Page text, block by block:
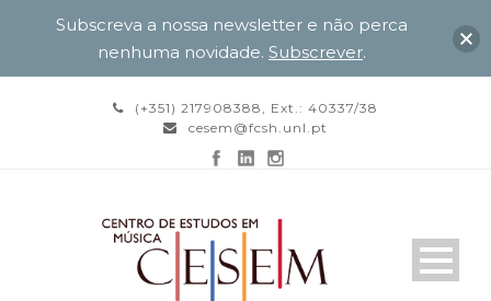
(+351) 217908388, Ext.: 40337/38
cesem@fcsh.unl.pt
Subscreva a nossa newsletter e não perca
nenhuma novidade. Subscrever.